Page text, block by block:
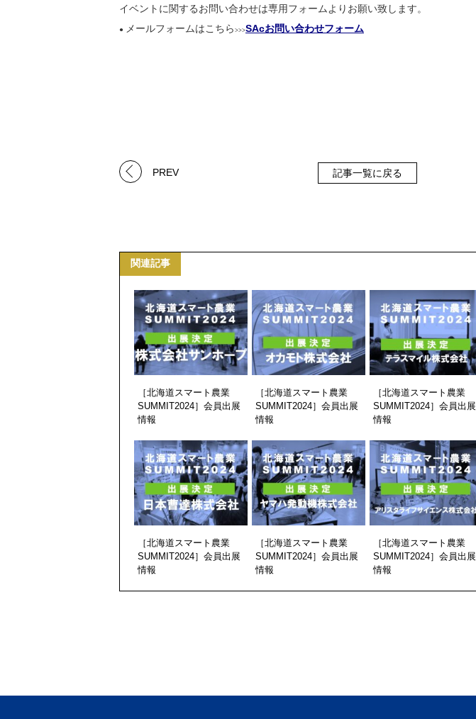
イベントに関するお問い合わせは専用フォームよりお願い致します。
● メールフォームはこちら >>>SAcお問い合わせフォーム
PREV 記事一覧に戻る
関連記事
［北海道スマート農業
SUMMIT2024］会員出展
情報
［北海道スマート農業
SUMMIT2024］会員出展
情報
［北海道スマート農業
SUMMIT2024］会員出展
情報
［北海道スマート農業
SUMMIT2024］会員出展
情報
［北海道スマート農業
SUMMIT2024］会員出展
情報
［北海道スマート農業
SUMMIT2024］会員出展
情報